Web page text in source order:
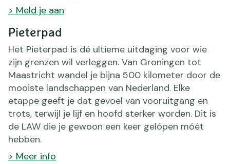
> Meld je aan
Pieterpad
Het Pieterpad is dé ultieme uitdaging voor wie
zijn grenzen wil verleggen. Van Groningen tot
Maastricht wandel je bijna 500 kilometer door de
mooiste landschappen van Nederland. Elke
etappe geeft je dat gevoel van vooruitgang en
trots, terwijl je lijf en hoofd sterker worden. Dit is
de LAW die je gewoon een keer gelópen móét
hebben.
> Meer info